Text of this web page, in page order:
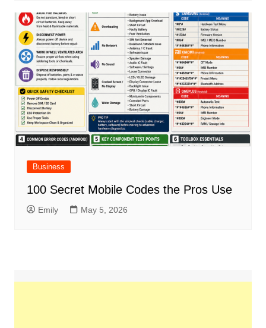
Business
100 Secret Mobile Codes the Pros Use
Emily May 5, 2026